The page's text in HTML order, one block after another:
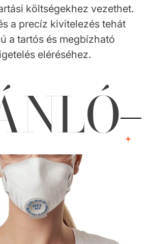
költségekhez vezethet.
a precíz kivitelezés tehát
a tartós és megbízható
eléréséhez.